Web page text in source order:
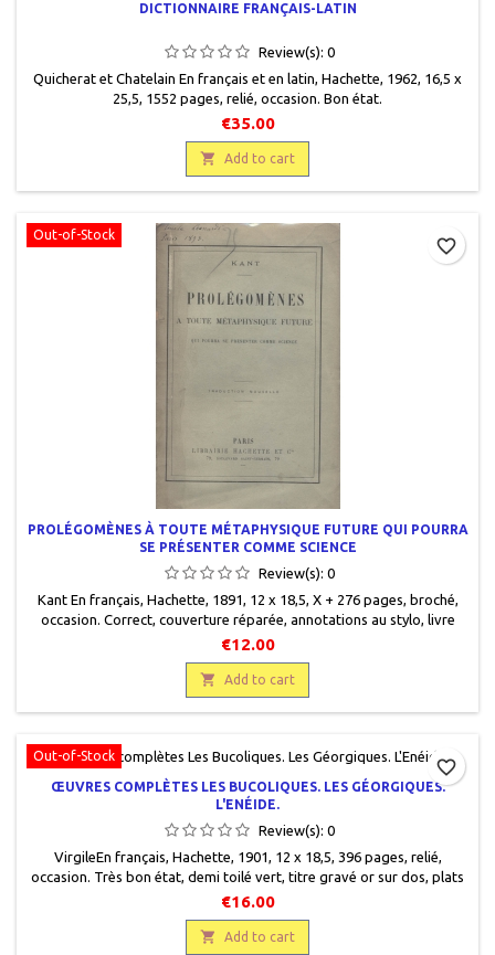
DICTIONNAIRE FRANÇAIS-LATIN
Review(s): 0
Quicherat et Chatelain En français et en latin, Hachette, 1962, 16,5 x
25,5, 1552 pages, relié, occasion. Bon état.
€35.00
 Add to cart
Out-of-Stock
PROLÉGOMÈNES À TOUTE MÉTAPHYSIQUE FUTURE QUI POURRA
SE PRÉSENTER COMME SCIENCE
Review(s): 0
Kant En français, Hachette, 1891, 12 x 18,5, X + 276 pages, broché,
occasion. Correct, couverture réparée, annotations au stylo, livre
protégé par une couverture plastique.
€12.00
 Add to cart
favorite_border
Out-of-Stock
ŒUVRES COMPLÈTES LES BUCOLIQUES. LES GÉORGIQUES.
L'ENÉIDE.
Review(s): 0
VirgileEn français, Hachette, 1901, 12 x 18,5, 396 pages, relié,
occasion. Très bon état, demi toilé vert, titre gravé or sur dos, plats
cartonnés assortis, pages de garde colorées, pâge de titre
€16.00
 Add to cart
favorite_border